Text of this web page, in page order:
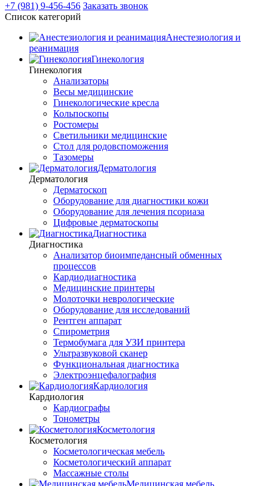
+7 (981) 9-456-456 Заказать звонок
Список категорий
Анестезиология и
реанимация
Гинекология
Гинекология
Анализаторы
Весы медицинские
Гинекологические кресла
Кольпоскопы
Ростомеры
Светильники медицинские
Стол для родовспоможения
Тазомеры
Дерматология
Дерматология
Дерматоскоп
Оборудование для диагностики кожи
Оборудование для лечения псориаза
Цифровые дерматоскопы
Диагностика
Диагностика
Анализатор биоимпедансный обменных
процессов
Кардиодиагностика
Медицинские принтеры
Молоточки неврологические
Оборудование для исследований
Рентген аппарат
Спирометрия
Термобумага для УЗИ принтера
Ультразвуковой сканер
Функциональная диагностика
Электроэнцефалография
Кардиология
Кардиология
Кардиографы
Тонометры
Косметология
Косметология
Косметологическая мебель
Косметологический аппарат
Массажные столы
Медицинская мебель